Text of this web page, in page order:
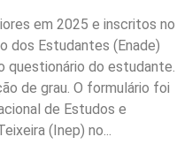
em 2025 e inscritos no
dos Estudantes (Enade)
questionário do estudante.
de grau. O formulário foi
de Estudos e
(Inep) no...